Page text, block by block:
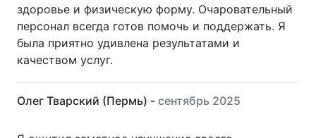
здоровье и физическую форму. Очаровательный
персонал всегда готов помочь и поддержать. Я
была приятно удивлена результатами и
качеством услуг.
Олег Тварский (Пермь) - сентябрь 2025